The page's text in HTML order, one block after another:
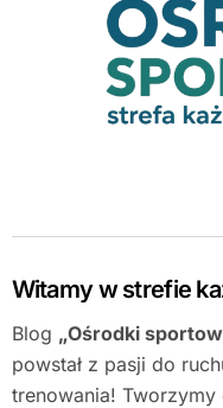
Witamy w strefie
Blog „Ośrodki
powstał z pasji do
trenowania!